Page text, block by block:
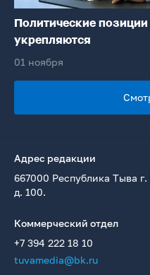
Политические
укрепляются
01 ноября
Адрес редакции
667000 Республика Тыва
д. 100.
Коммерческий отдел
+7 394 222 18 10
tuvamedia@bk.ru